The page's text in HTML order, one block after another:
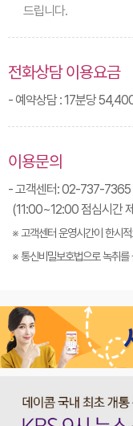
드립니다.
전화상담 이용요금
- 예약상담 : 17분당
이용문의
- 고객센터: 02-737-
(11:00~12:00 점심시간
※ 고객센터 운영시간이 한시
※ 통신비밀보호법으로 녹취